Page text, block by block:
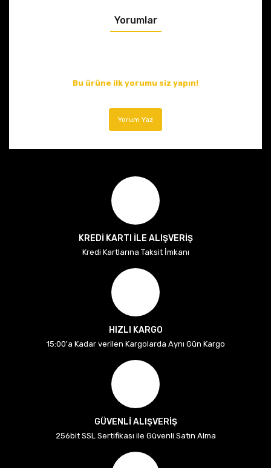
Yorumlar
Bu ürüne ilk yorumu siz yapın!
Yorum Yaz
KREDİ KARTI İLE ALIŞVERİŞ
Kredi Kartlarına Taksit İmkanı
HIZLI KARGO
15:00'a Kadar verilen Kargolarda Aynı Gün Kargo
GÜVENLİ ALIŞVERİŞ
256bit SSL Sertifikası ile Güvenli Satın Alma